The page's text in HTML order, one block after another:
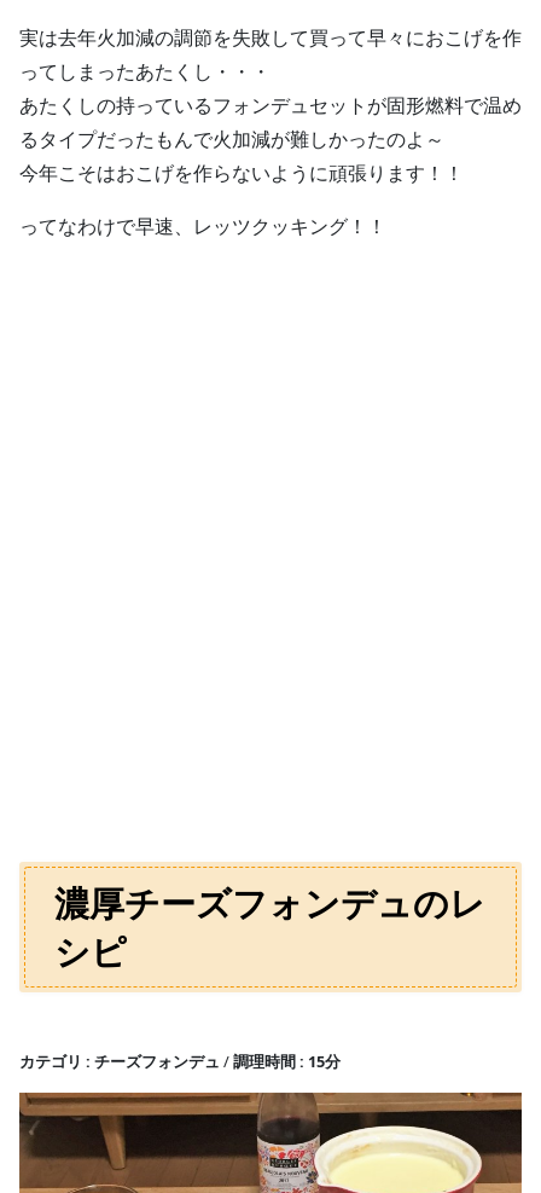
実は去年火加減の調節を失敗して買って早々におこげを作
ってしまったあたくし・・・
あたくしの持っているフォンデュセットが固形燃料で温め
るタイプだったもんで火加減が難しかったのよ～
今年こそはおこげを作らないように頑張ります！！
ってなわけで早速、レッツクッキング！！
濃厚チーズフォンデュのレ
シピ
カテゴリ チーズフォンデュ 調理時間 15分